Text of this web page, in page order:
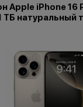
Apple iPhone 16
ТБ натуральный